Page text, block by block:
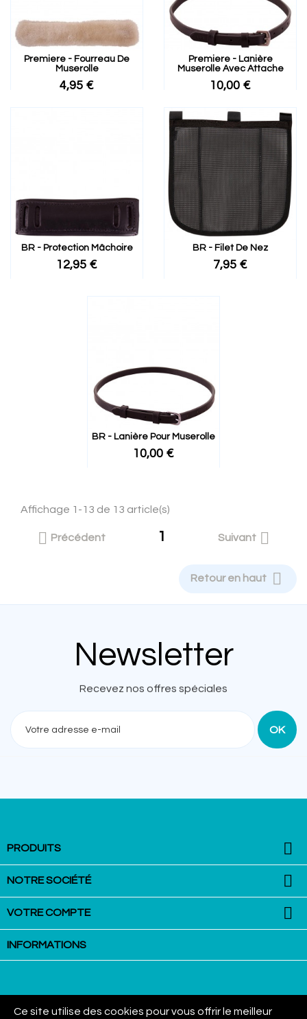
Premiere - Fourreau De
Muserolle
4,95 €
Premiere - Lanière
Muserolle Avec Attache
10,00 €
BR - Protection Mâchoire
12,95 €
BR - Filet De Nez
7,95 €
BR - Lanière Pour Muserolle
10,00 €
Affichage 1-13 de 13 article(s)
 Précédent 1 Suivant 
Retour en haut 
Newsletter
Recevez nos offres spéciales
PRODUITS 
NOTRE SOCIÉTÉ 
VOTRE COMPTE 
INFORMATIONS
La Martingale - Equestrian Equipment : VAN AUBEL Group SPRL - Rue
Ce site utilise des cookies pour vous offrir le meilleur